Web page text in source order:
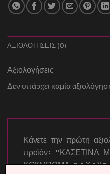
ΑΞΙΟΛΟΓΉΣΕΙΣ (0)
Αξιολογήσεις
Δεν υπάρχει καμία
Κάνετε την πρώτη
προϊόν: “ΚΑΣΕΤΙΝΑ
ΚΟΥΜΠΩΜΑ